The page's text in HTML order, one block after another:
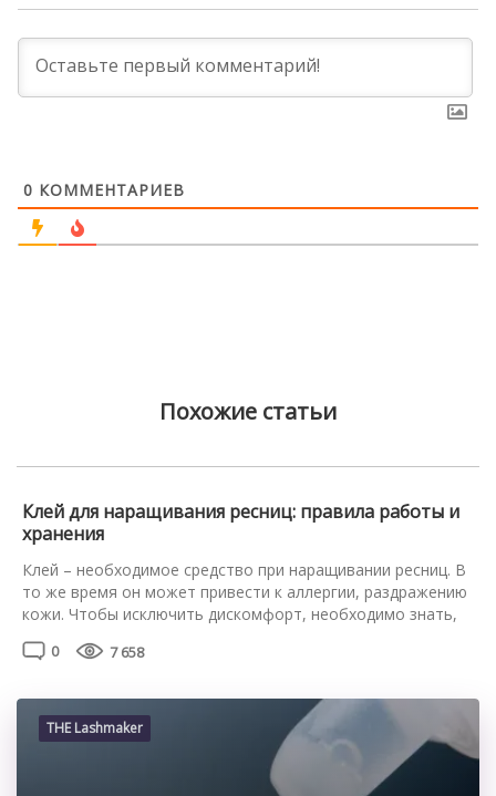
0 КОММЕНТАРИЕВ
Похожие статьи
Клей для наращивания ресниц: правила работы и
хранения
Клей – необходимое средство при наращивании ресниц. В
то же время он может привести к аллергии, раздражению
кожи. Чтобы исключить дискомфорт, необходимо знать,
открытого клея для наращивания ресниц. Как
учитывать такие положения: Перед процедурой
наращивания взболтайте флакончик с клеем.
Респираторы […]
0 7 658
THE Lashmaker